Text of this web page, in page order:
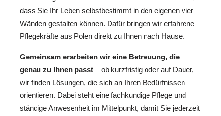
dass Sie Ihr Leben selbstbestimmt in den eigenen vier
Wänden gestalten können. Dafür bringen wir erfahrene
Pflegekräfte aus Polen direkt zu Ihnen nach Hause.
Gemeinsam erarbeiten wir eine Betreuung, die
genau zu Ihnen passt – ob kurzfristig oder auf Dauer,
wir finden Lösungen, die sich an Ihren Bedürfnissen
orientieren. Dabei steht eine fachkundige Pflege und
ständige Anwesenheit im Mittelpunkt, damit Sie jederzeit